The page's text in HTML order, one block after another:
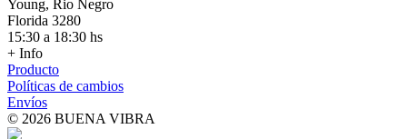
Young, Rio Negro
Florida 3280
15:30 a 18:30 hs
+ Info
Producto
Políticas de cambios
Envíos
© 2026 BUENA VIBRA